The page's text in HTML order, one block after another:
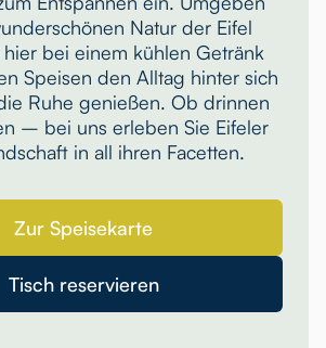
Natur der Eifel
hier bei einem kühlen Getränk
Speisen den Alltag hinter sich
Ruhe genießen. Ob drinnen
– bei uns erleben Sie Eifeler
in all ihren Facetten.
Zur Speisekarte
Tisch reservieren